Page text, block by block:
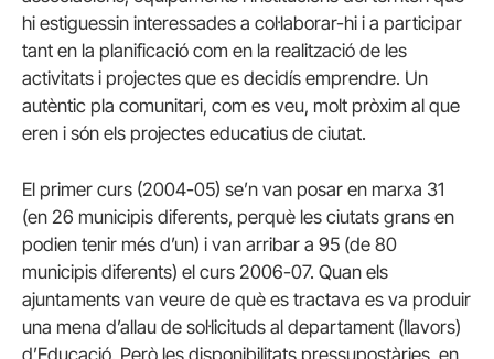
hi estiguessin interessades a col·laborar-hi i a participar
tant en la planificació com en la realització de les
activitats i projectes que es decidís emprendre. Un
autèntic pla comunitari, com es veu, molt pròxim al que
eren i són els projectes educatius de ciutat.
El primer curs (2004-05) se’n van posar en marxa 31
(en 26 municipis diferents, perquè les ciutats grans en
podien tenir més d’un) i van arribar a 95 (de 80
municipis diferents) el curs 2006-07. Quan els
ajuntaments van veure de què es tractava es va produir
una mena d’allau de sol·licituds al departament (llavors)